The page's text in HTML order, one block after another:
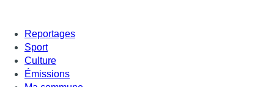
Reportages
Sport
Culture
Émissions